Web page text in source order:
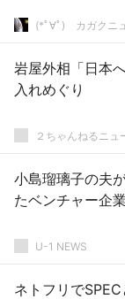
(*ﾟ∀ﾟ)ゞカガクニ
岩屋外相「日本
入れめぐり
２ちゃんねるニュ
小島瑠璃子の夫
たベンチャー企
U-1 NEWS
ネトフリで